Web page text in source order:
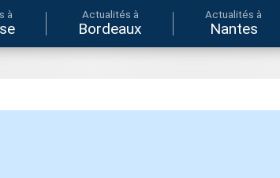
à Actualités à
Bordeaux
Actualités à
Nantes